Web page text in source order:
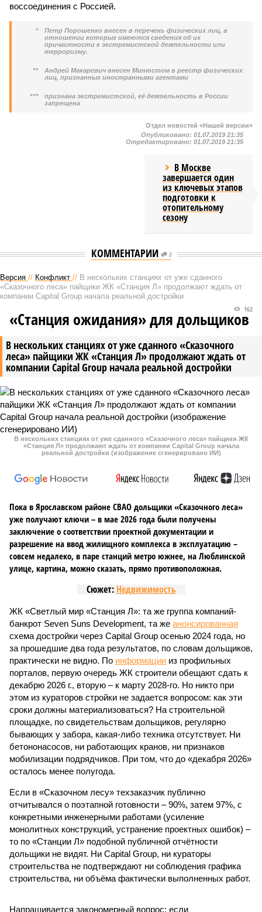
воссоединения с Россией.
*
Петр Порошенко внесен в перечень физических лиц, в
отношении которых имеются сведения об их
причастности к экстремистской деятельности или
терроризму.
**
Андрей Макаревич внесен Минюстом в реестр физических
лиц, признанных иностранными агентами
***
признана экстремистской, её деятельность в России
запрещена
Отдел новостей «Нашей версии»
Опубликовано: 01.07.2019 21:35
Отредактировано: 01.07.2019 21:35
В Москве
завершается один
из ключевых этапов
подготовки к
отопительному
сезону
КОММЕНТАРИИ 0
Версия // Конфликт // В нескольких станциях от уже сданного
«Сказочного леса» пайщики ЖК «Станция Л» продолжают ждать от
компании Capital Group начала реальной достройки
В нескольких станциях от уже сданного «Сказочного
леса» пайщики ЖК «Станция Л» продолжают ждать от
компании Capital Group начала реальной достройки
162
«Станция ожидания» для дольщиков
В нескольких станциях от уже сданного «Сказочного леса» пайщики ЖК
«Станция Л» продолжают ждать от компании Capital Group начала
реальной достройки (изображение сгенерировано ИИ)
Пока в Ярославском районе СВАО дольщики «Сказочного леса»
уже получают ключи – в мае 2026 года были получены
заключение о соответствии проектной документации и
разрешение на ввод жилищного комплекса в эксплуатацию –
совсем недалеко, в паре станций метро южнее, на Люблинской
улице, картина, можно сказать, прямо противоположная.
Сюжет: Недвижимость
ЖК «Светлый мир «Станция Л»: та же группа компаний-
банкрот Seven Suns Development, та же анонсированная
схема достройки через Capital Group осенью 2024 года, но
за прошедшие два года результатов, по словам дольщиков,
практически не видно. По информации из профильных
порталов, первую очередь ЖК строители обещают сдать к
декабрю 2026 г., вторую – к марту 2028-го. Но никто при
этом из кураторов стройки не задается вопросом: как эти
сроки должны материализоваться? На строительной
площадке, по свидетельствам дольщиков, регулярно
бывающих у забора, какая-либо техника отсутствует. Ни
бетононасосов, ни работающих кранов, ни признаков
мобилизации подрядчиков. При том, что до «декабря 2026»
осталось менее полугода.
Если в «Сказочном лесу» техзаказчик публично
отчитывался о поэтапной готовности – 90%, затем 97%, с
конкретными инженерными работами (усиление
монолитных конструкций, устранение проектных ошибок) –
то по «Станции Л» подобной публичной отчётности
дольщики не видят. Ни Capital Group, ни кураторы
строительства не подтверждают ни соблюдения графика
строительства, ни объёма фактически выполненных работ.
Напрашивается закономерный вопрос: если